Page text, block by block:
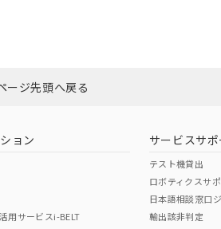
（アメリカ
ージ先頭へ戻る
ョン
用サービスi-BELT
サービスサポ
テスト機貸出
ロボティクスサ
日本語相談窓口
輸出該非判定